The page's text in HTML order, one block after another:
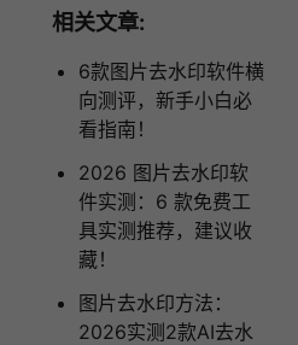
相关文章:
6款图片去水印软件横
向测评，新手小白必
看指南！
2026 图片去水印软
件实测：6 款免费工
具实测推荐，建议收
藏！
图片去水印方法：
2026实测2款AI去水